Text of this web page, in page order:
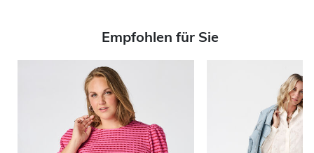
Empfohlen für Sie